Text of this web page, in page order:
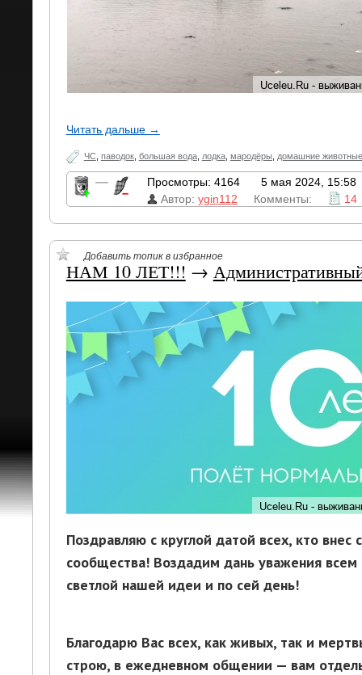
Читать дальше →
ЧС, паводок, большая вода, лодка, мародёры домашние животные
— Просмотры: 4164
5 мая 2024, 15:58
Автор: ygin112 Комменты: 14
Добавить топик в избранное
НАМ 10 ЛЕТ!!! →
Поздравляю с круглой датой всех, кто внес
сообщества! Воздадим дань уважения всем
светлой нашей идеи и по сей день!
Благодарю Вас всех, как живых, так и
строю, в ежедневном общении — вам